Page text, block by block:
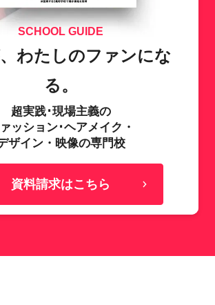
SCHOOL GUIDE
わたしのファンにな
る。
超実践･現場主義の
ッション･ヘアメイク・
ザイン・映像の専門校
資料請求はこちら